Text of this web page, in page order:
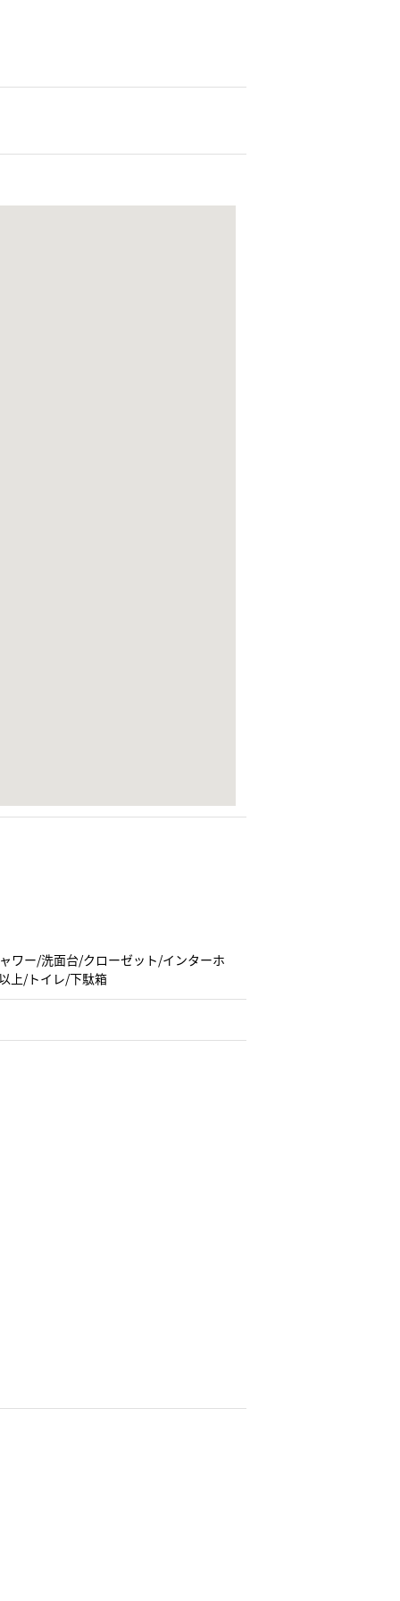
ワー/洗面台/クローゼット/インターホ
上/トイレ/下駄箱